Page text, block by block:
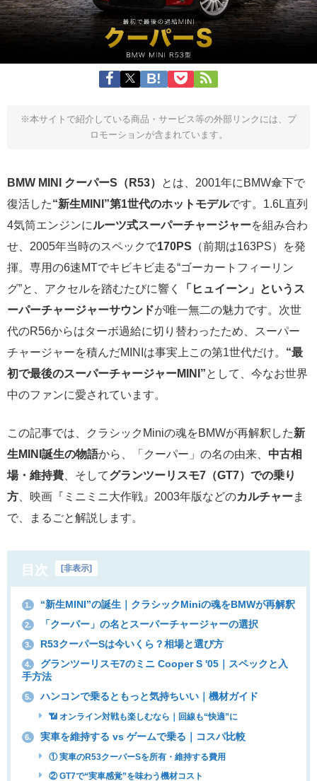
※本サイトで紹介している商品・サービス等の外部リンクには、プ
ロモーションが含まれています。
BMW MINI クーパーS（R53）
とは、2001年にBMW傘下で
復活した“新生MINI”第1世代のホットモデルです。1.6L直列
4気筒エンジンに ルーツ式スーパーチャージャーを組み合わ
せ、2005年当時のスペックで170PS （前期は163PS）を発
揮。専用の6速MTでキビキビ走る“ゴーカートフィーリン
グ”と、アクセルを踏むたびに響く
「ヒュイーン」というス
ーパーチャージャーサウンドが唯一無二の魅力です。次世
代のR56からはターボ過給に切り替わったため、スーパー
チャージャーを積んだMINIは事実上この第1世代だけ。 “最
初で最後のスーパーチャージャーMINI” として、今なお世界
中のファンに愛されています。
この記事では、クラシックMiniの魂をBMWが再解釈した新
生MINI誕生の物語から、「クーパー」の名の由来、 中古相
場・維持費 、そしてグランツーリスモ7（GT7）での乗り
方 、映画『ミニミニ大作戦』2003年版などのカルチャーま
で、まるごと解説します。
目次 [非表示]
1. “新生MINI”の誕生｜クラシックMiniの魂をBMWが再解釈
2. 「クーパー」の名とスーパーチャージャーの選択
3. R53クーパーSは今いくら？相場と選び方
4.
グランツーリスモ7のミニ Cooper S '05｜スペックと入
手方法
5. ハンコンで乗るともっと気持ちいい｜機材ガイド
📶 オンライン対戦も楽しむなら｜回線も“快適”に
6. 実車を維持する vs ゲームで乗る｜コスパ比較
① 実車のR53クーパーSを所有・維持する費用
② GT7で“実車感覚”を味わう機材コスト